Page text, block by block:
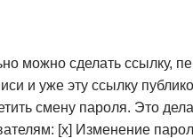
можно сделать ссылку,
и уже эту ссылку
смену пароля. Это
[x] Изменение